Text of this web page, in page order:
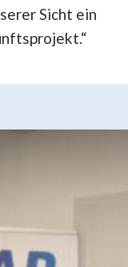
Sicht ein